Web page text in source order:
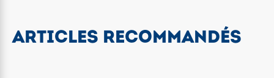
ARTICLES RECOMMANDÉS